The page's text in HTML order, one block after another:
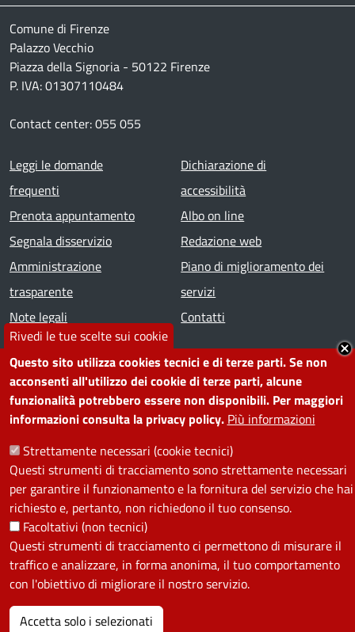
Rivedi le tue scelte sui cookie
Questo sito utilizza cookies tecnici e di terze parti. Se non
acconsenti all'utilizzo dei cookie di terze parti, alcune
funzionalità potrebbero essere non disponibili. Per maggiori
informazioni consulta la privacy policy. Più informazioni
Strettamente necessari (cookie tecnici)
Questi strumenti di tracciamento sono strettamente necessari
per garantire il funzionamento e la fornitura del servizio che hai
richiesto e, pertanto, non richiedono il tuo consenso.
Facoltativi (non tecnici)
Questi strumenti di tracciamento ci permettono di misurare il
traffico e analizzare, in forma anonima, il tuo comportamento
con l'obiettivo di migliorare il nostro servizio.
Accetta solo i selezionati
Comune di Firenze
Palazzo Vecchio
Piazza della Signoria - 50122 Firenze
P. IVA: 01307110484
Contact center: 055 055
Footer menu
Leggi le domande
frequenti
Prenota appuntamento
Segnala disservizio
Amministrazione
trasparente
Note legali
Dichiarazione di
accessibilità
Albo on line
Redazione web
Piano di miglioramento dei
servizi
Contatti
SEGUICI SU
Facebook
Instagram
YouTube
Telegram
WhatsApp
TwitterLinkedin
PRIVACY
Useful links section
La Privacy nel Comune
PRIVACY